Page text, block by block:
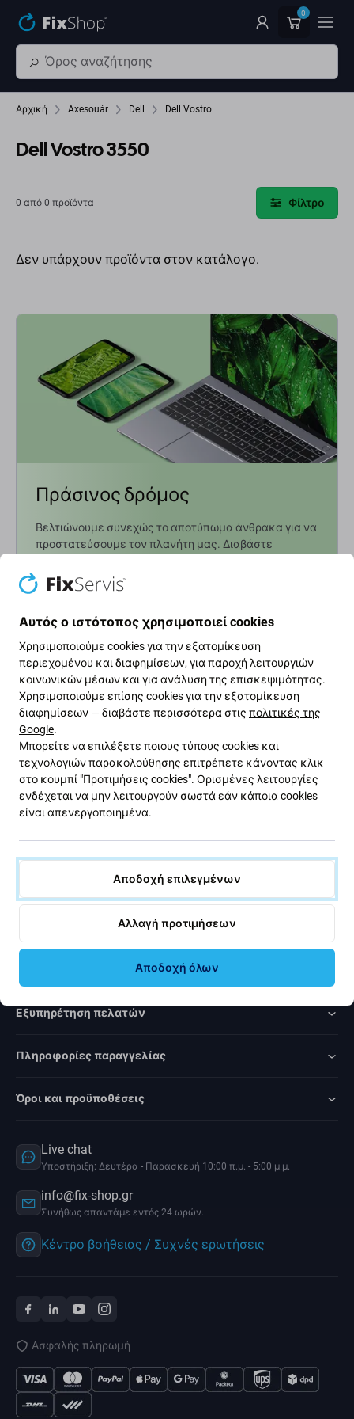
0
Αρχική Axesouár Dell Dell Vostro
Dell Vostro 3550
0 από 0 προϊόντα Φίλτρο
Δεν υπάρχουν προϊόντα στον κατάλογο.
Πράσινος δρόμος
Βελτιώνουμε συνεχώς το αποτύπωμα άνθρακα για να
προστατεύσουμε τον πλανήτη μας. Διαβάστε
διαδικασίες μας ώστε να το μειώσουμε.
Ενημερωτικό δελτίο Fix
Εγγραφείτε για να λαμβάνετε τακτικά πληροφορίες σχετικά
με εκπτώσεις και νέα από την προσφορά μας. Ταυτόχρονα,
με την υποβολή αυτής της φόρμας, επιβεβαιώνω ότι είμαι
άνω των 16 ετών.
Rated Excellent
Over1000reviews
Εξυπηρέτηση πελατών
Πληροφορίες παραγγελίας
Όροι και προϋποθέσεις
Live chat
Υποστήριξη: Δευτέρα - Παρασκευή 10:00 π.μ. - 5:00 μ.μ.
info@fix-shop.gr
Συνήθως απαντάμε εντός 24 ωρών.
Κέντρο βοήθειας / Συχνές ερωτήσεις
Ασφαλής πληρωμή
Αυτός ο ιστότοπος χρησιμοποιεί cookies
Χρησιμοποιούμε cookies για την εξατομίκευση
περιεχομένου και διαφημίσεων, για παροχή λειτουργιών
κοινωνικών μέσων και για ανάλυση της επισκεψιμότητας.
Χρησιμοποιούμε επίσης cookies για την εξατομίκευση
διαφημίσεων — διαβάστε περισσότερα στις πολιτικές της
Google.
Μπορείτε να επιλέξετε ποιους τύπους cookies και
τεχνολογιών παρακολούθησης επιτρέπετε κάνοντας κλικ
στο κουμπί "Προτιμήσεις cookies". Ορισμένες λειτουργίες
ενδέχεται να μην λειτουργούν σωστά εάν κάποια cookies
είναι απενεργοποιημένα.
Αποδοχή επιλεγμένων
Αλλαγή προτιμήσεων
Αποδοχή όλων